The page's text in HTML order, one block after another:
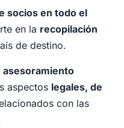
socios en todo el
en la recopilación
de destino.
asesoramiento
aspectos legales, de
con las